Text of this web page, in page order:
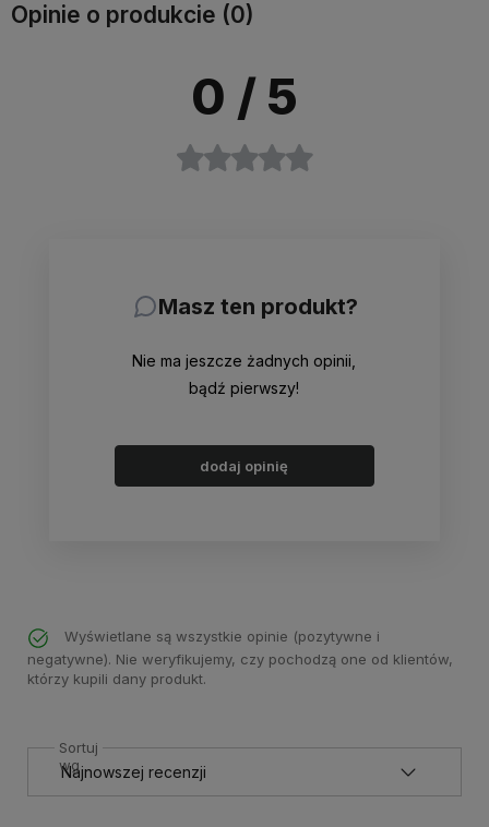
Opinie o produkcie (0)
0 / 5
Masz ten produkt?
Nie ma jeszcze żadnych opinii,
bądź pierwszy!
dodaj opinię
Wyświetlane są wszystkie opinie (pozytywne i
negatywne). Nie weryfikujemy, czy pochodzą one od klientów,
którzy kupili dany produkt.
Sortuj
wg